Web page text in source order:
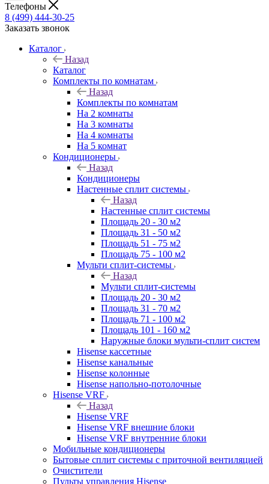
Телефоны
8 (499) 444-30-25
Заказать звонок
Каталог
Назад
Каталог
Комплекты по комнатам
Назад
Комплекты по комнатам
На 2 комнаты
На 3 комнаты
На 4 комнаты
На 5 комнат
Кондиционеры
Назад
Кондиционеры
Настенные сплит системы
Назад
Настенные сплит системы
Площадь 20 - 30 м2
Площадь 31 - 50 м2
Площадь 51 - 75 м2
Площадь 75 - 100 м2
Мульти сплит-системы
Назад
Мульти сплит-системы
Площадь 20 - 30 м2
Площадь 31 - 70 м2
Площадь 71 - 100 м2
Площадь 101 - 160 м2
Наружные блоки мульти-сплит систем
Hisense кассетные
Hisense канальные
Hisense колонные
Hisense напольно-потолочные
Hisense VRF
Назад
Hisense VRF
Hisense VRF внешние блоки
Hisense VRF внутренние блоки
Мобильные кондиционеры
Бытовые сплит системы с приточной вентиляцией
Очистители
Пульты управления Hisense